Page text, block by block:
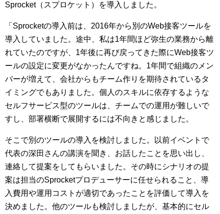
Sprocket（スプロケット）を導入しました。
「Sprocketの導入前は、2016年から別のWeb接客ツールを
導入していました。途中、私は1年間ほど弥生の業務から離
れていたのですが、1年後に再び戻ってきた際にWeb接客ツ
ールの設定に変更がなかったんですね。1年間で組織のメン
バーが増えて、会社からもチーム作りを期待されているタ
イミングでもありました。個人のスキルに依存するような
セルフサービス型のツールは、チームでの運用が難しいで
すし、部署横断で展開するには不向きと感じました。
そこで別のツールの導入を検討しました。以前イベントで
代表の深田さんの講演を聞き、お話したことを思い出し、
連絡して提案をしてもらいました。その時にシナリオの提
案は担当のSprocketプロデューサーに任せられること、導
入費用や運用コストが適切であったことを評価して導入を
決めました。他のツールも検討しましたが、基本的にセル